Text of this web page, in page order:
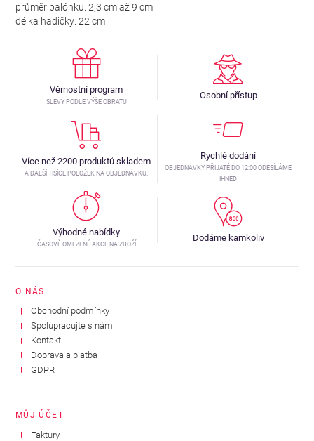
průměr balónku: 2,3 cm až 9 cm
délka hadičky: 22 cm
Věrnostní program
SLEVY PODLE VÝŠE OBRATU
Osobní přístup
Více než 2200 produktů skladem
A DALŠÍ TISÍCE POLOŽEK NA OBJEDNÁVKU.
Rychlé dodání
OBJEDNÁVKY PŘIJATÉ DO 12:00 ODESÍLÁME
IHNED
Výhodné nabídky
ČASOVĚ OMEZENÉ AKCE NA ZBOŽÍ
Dodáme kamkoliv
O NÁS
Obchodní podmínky
Spolupracujte s námi
Kontakt
Doprava a platba
GDPR
MŮJ ÚČET
Faktury